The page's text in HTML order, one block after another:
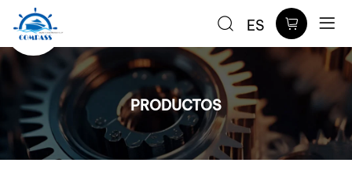
ES
Accesorios
de
abrazadera
para
tuberías PRODUCTOS